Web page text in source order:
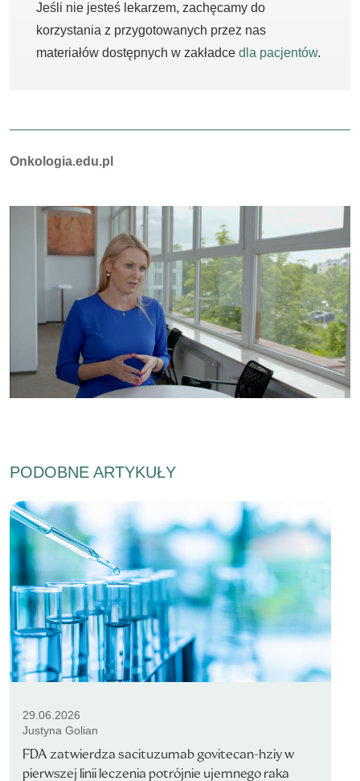
Jeśli nie jesteś lekarzem, zachęcamy do
korzystania z przygotowanych przez nas
materiałów dostępnych w zakładce dla pacjentów.
Autorzy:
Onkologia.edu.pl
PODOBNE ARTYKUŁY
29.06.2026
Justyna Golian
FDA zatwierdza sacituzumab govitecan-hziy w
pierwszej linii leczenia potrójnie ujemnego raka